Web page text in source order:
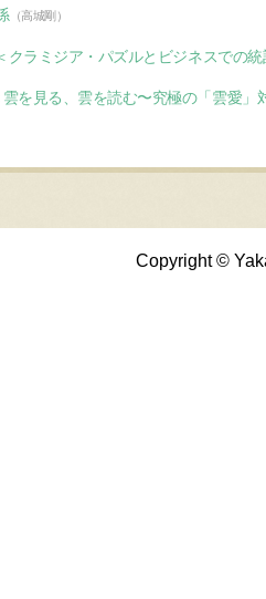
（高城剛）
クラミジア・パズルとビジネスでの
を見る、雲を読む〜究極の「雲愛」
Copyright ©